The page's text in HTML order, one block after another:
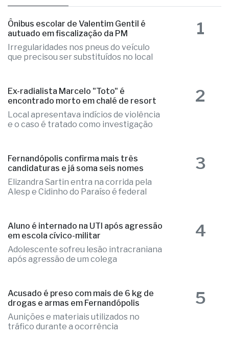
Ônibus escolar de Valentim Gentil é
autuado em fiscalização da PM
Irregularidades nos pneus do veículo
que precisou ser substituídos no local
1
Ex-radialista Marcelo "Toto" é
encontrado morto em chalé de resort
Local apresentava indícios de violência
e o caso é tratado como investigação
2
Fernandópolis confirma mais três
candidaturas e já soma seis nomes
Elizandra Sartin entra na corrida pela
Alesp e Cidinho do Paraíso é federal
3
Aluno é internado na UTI após agressão
em escola cívico-militar
Adolescente sofreu lesão intracraniana
após agressão de um colega
4
Acusado é preso com mais de 6 kg de
drogas e armas em Fernandópolis
Aunições e materiais utilizados no
tráfico durante a ocorrência
5